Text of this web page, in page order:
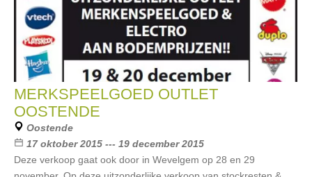
MERKSPEELGOED OUTLET
OOSTENDE
Oostende
17 oktober 2015 --- 19 december 2015
Deze verkoop gaat ook door in Wevelgem op 28 en 29